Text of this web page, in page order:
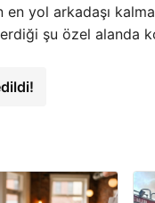
yol arkadaşı
şu özel alanda